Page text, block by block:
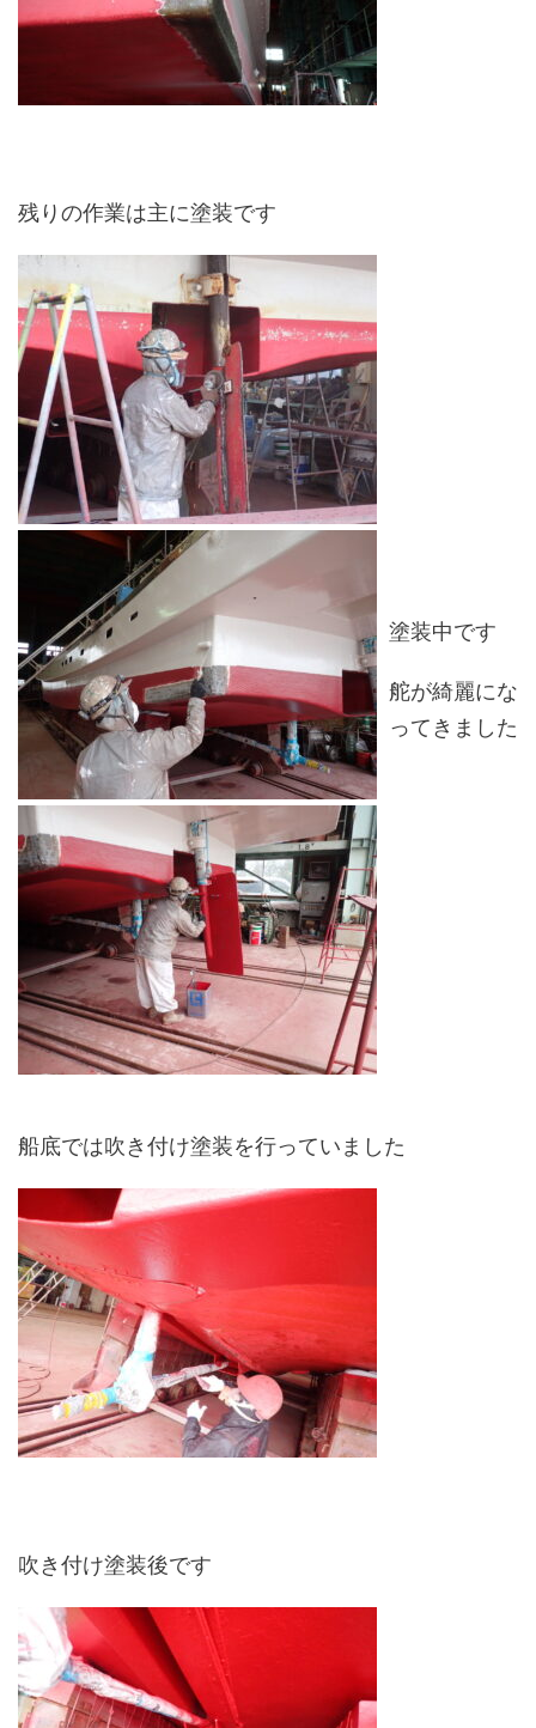
残りの作業は主に塗装です
塗装中です
舵が綺麗にな
ってきました
船底では吹き付け塗装を行っていました
吹き付け塗装後です